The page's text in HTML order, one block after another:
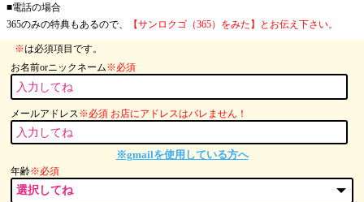
■電話の場合
365のみの特典もあるので、
【サンロクゴ（365）をみた】とお伝え下さい。
※は必須項目です。
お名前orニックネーム※必須
メールアドレス※必須 お店にアドレスはバレません！
※gmailを使用している方へ
年齢※必須